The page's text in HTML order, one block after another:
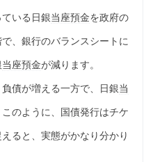
いる日銀当座預金を政府の
、銀行のバランスシートに
当座預金が減ります。
負債が増える一方で、日銀当
のように、 国債発行はチケ
ると、実態がかなり分かり